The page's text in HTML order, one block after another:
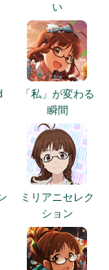
い
「私」が変わる
瞬間
ミリアニセレク
ション